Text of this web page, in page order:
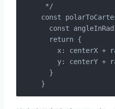
*/
const
const
  return {
x: centerX +
y: centerY +
  }
}